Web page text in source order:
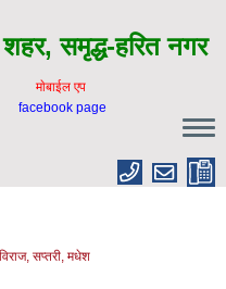
शहर, समृद्ध-हरित नगर
माेबाईल एप
facebook page
सप्तरी, मधेश